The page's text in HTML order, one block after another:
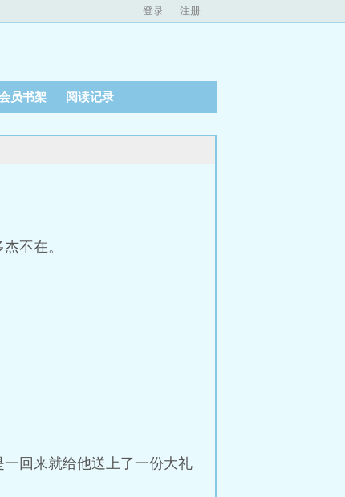
登录 注册
员书架 阅读记录
不在。
回来就给他送上了一份大礼